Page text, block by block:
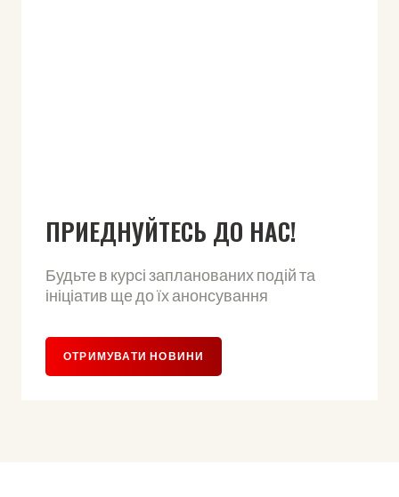
ПРИЕДНУЙТЕСЬ ДО НАС!
Будьте в курсі запланованих подій та
ініціатив ще до їх анонсування
ОТРИМУВАТИ НОВИНИ